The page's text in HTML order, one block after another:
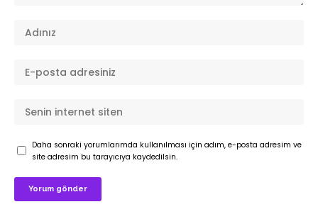
Daha sonraki yorumlarımda kullanılması için adım, e-posta adresim ve
site adresim bu tarayıcıya kaydedilsin.